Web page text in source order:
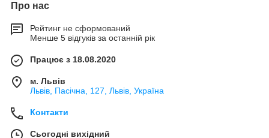
Про нас
Рейтинг не сформований
Менше 5 відгуків за останній рік
Працює з 18.08.2020
м. Львів
Львів, Пасічна, 127, Львів, Україна
Контакти
Сьогодні вихідний